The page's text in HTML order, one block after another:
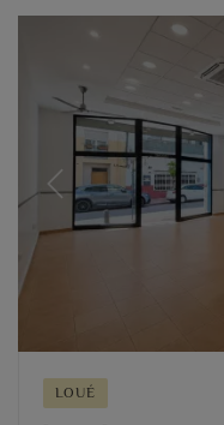
Previous
LOUÉ